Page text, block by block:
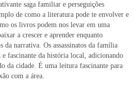
saga familiar e perseguições
de como a literatura pode te envolver e
os livros podem nos levar em uma
a crescer e aprender enquanto
da narrativa. Os assassinatos da família
fascinante da história local, adicionando
da cidade. É uma leitura fascinante para
com a área.